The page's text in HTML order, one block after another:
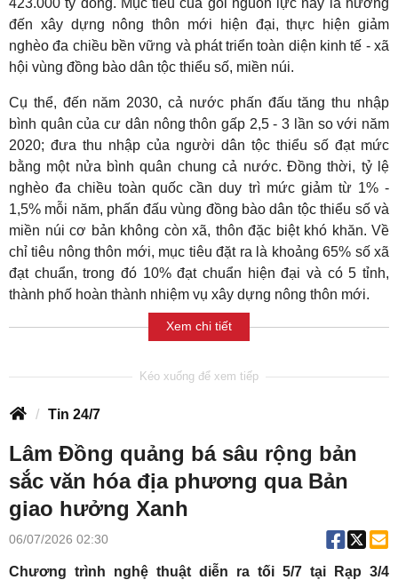
đến xây dựng nông thôn mới hiện đại, thực hiện giảm
nghèo đa chiều bền vững và phát triển toàn diện kinh tế - xã
hội vùng đồng bào dân tộc thiểu số, miền núi.
Cụ thể, đến năm 2030, cả nước phấn đấu tăng thu nhập
bình quân của cư dân nông thôn gấp 2,5 - 3 lần so với năm
2020; đưa thu nhập của người dân tộc thiểu số đạt mức
bằng một nửa bình quân chung cả nước. Đồng thời, tỷ lệ
nghèo đa chiều toàn quốc cần duy trì mức giảm từ 1% -
1,5% mỗi năm, phấn đấu vùng đồng bào dân tộc thiểu số và
miền núi cơ bản không còn xã, thôn đặc biệt khó khăn. Về
chỉ tiêu nông thôn mới, mục tiêu đặt ra là khoảng 65% số xã
đạt chuẩn, trong đó 10% đạt chuẩn hiện đại và có 5 tỉnh,
thành phố hoàn thành nhiệm vụ xây dựng nông thôn mới.
Xem chi tiết
Tin 24/7
Lâm Đồng quảng bá sâu rộng bản
sắc văn hóa địa phương qua Bản
giao hưởng Xanh
06/07/2026 02:30
Chương trình nghệ thuật diễn ra tối 5/7 tại Rạp 3/4